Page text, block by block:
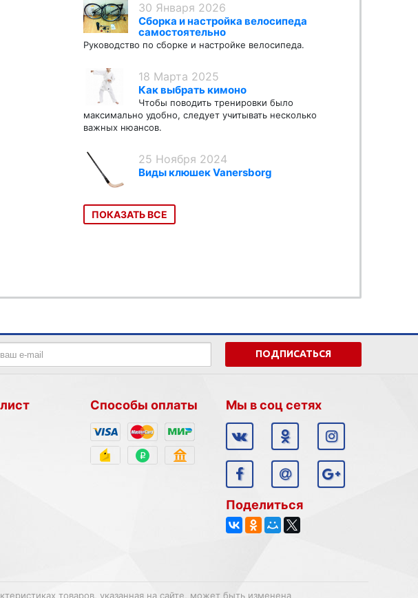
30 Января 2026
Сборка и настройка велосипеда
самостоятельно
Руководство по сборке и настройке велосипеда.
18 Марта 2025
Как выбрать кимоно
Чтобы поводить тренировки было
максимально удобно, следует учитывать несколько
важных нюансов.
25 Ноября 2024
Виды клюшек Vanersborg
ПОКАЗАТЬ ВСЕ
ПОДПИСАТЬСЯ
Способы оплаты Мы в соц сетях
Поделиться
товаров, указанная на сайте, может быть изменена